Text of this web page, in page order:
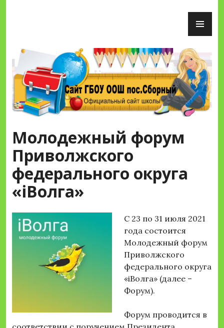
Сайт ГБОУ ООШ пос.Сборный
Молодежный форум
Приволжского
федерального округа
«iВолга»
С 23 по 31 июля 2021
года состоится
Молодежный форум
Приволжского
федерального округа
«iВолга» (далее –
Форум).
Форум проводится в